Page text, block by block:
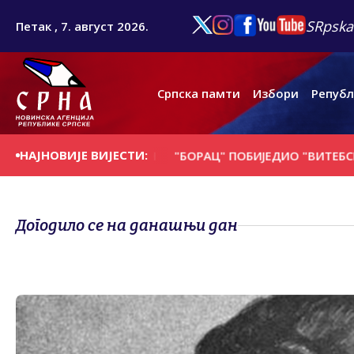
Петак , 7. август 2026.
Српска памти Избори
НАЈНОВИЈЕ ВИЈЕСТИ:
ДАНАШЊИ ДАН "БОРАЦ" ПОБИЈЕДИО "ВИТЕБСК" ИЗ
Догодило се на данашњи дан